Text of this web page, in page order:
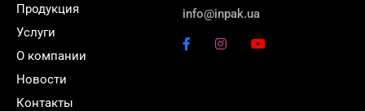
Продукция
Услуги
О компании
Новости
Контакты
info@inpak.ua